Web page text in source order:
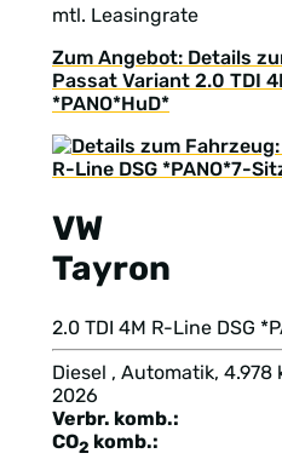
mtl. Leasingrate
Zum Angebot: Details
Passat Variant 2.0 TDI
*PANO*HuD*
VW
Tayron
2.0 TDI 4M R-Line DSG
Diesel , Automatik, 4.978
2026
Verbr. komb.:
CO2 komb.: